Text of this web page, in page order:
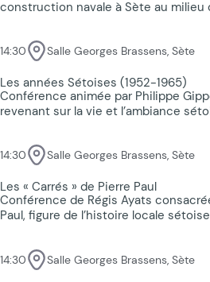
construction navale à Sète au milieu
14:30 Salle Georges Brassens, Sète
Les années Sétoises (1952-1965)
Conférence animée par Philippe
revenant sur la vie et l’ambiance
14:30 Salle Georges Brassens, Sète
Les « Carrés » de Pierre Paul
Conférence de Régis Ayats
Paul, figure de l’histoire locale
14:30 Salle Georges Brassens, Sète